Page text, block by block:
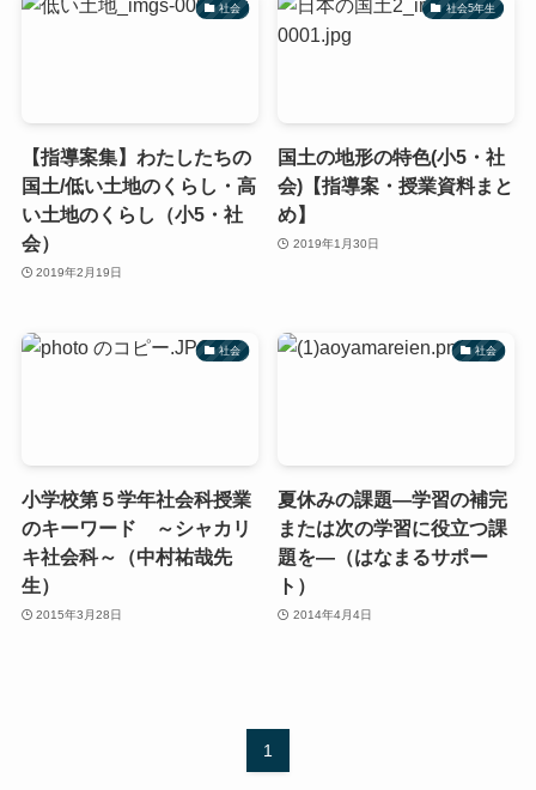
社会
【指導案集】わたしたちの
国土/低い土地のくらし・高
い土地のくらし（小5・社
会）
2019年2月19日
社会5年生
国土の地形の特色(小5・社
会)【指導案・授業資料まと
め】
2019年1月30日
社会
小学校第５学年社会科授業
のキーワード ～シャカリ
キ社会科～（中村祐哉先
生）
2015年3月28日
社会
夏休みの課題―学習の補完
または次の学習に役立つ課
題を―（はなまるサポー
ト）
2014年4月4日
1